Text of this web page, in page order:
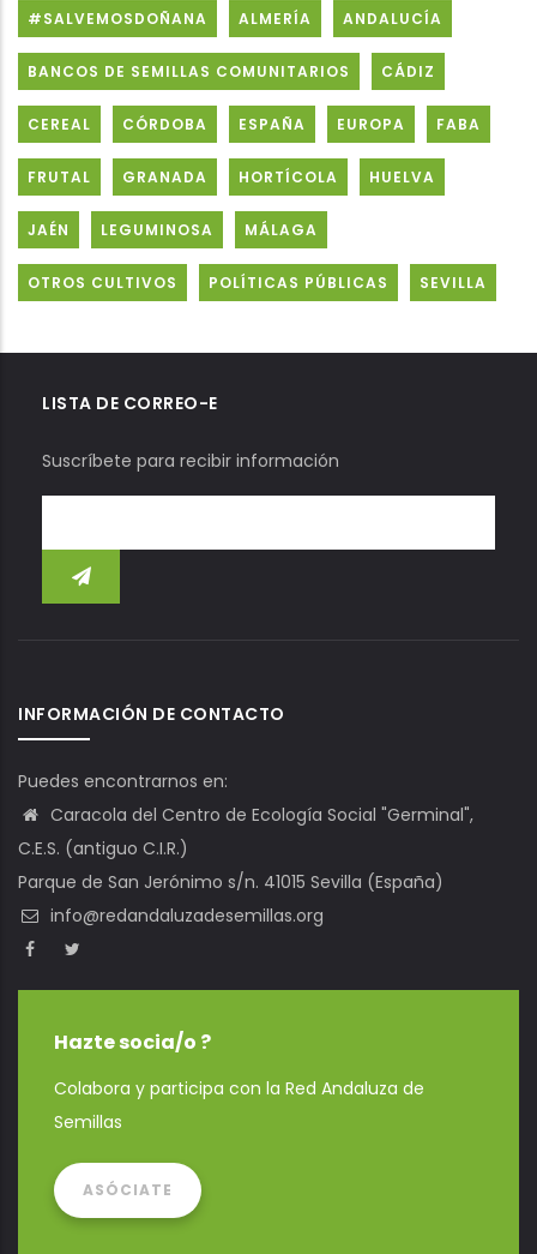
#SALVEMOSDOÑANA ALMERÍA ANDALUCÍA
BANCOS DE SEMILLAS COMUNITARIOS CÁDIZ
CEREAL CÓRDOBA ESPAÑA EUROPA FABA
FRUTAL GRANADA HORTÍCOLA HUELVA
JAÉN LEGUMINOSA MÁLAGA
OTROS CULTIVOS POLÍTICAS PÚBLICAS SEVILLA
LISTA DE CORREO-E
Suscríbete para recibir información
INFORMACIÓN DE CONTACTO
Puedes encontrarnos en:
Caracola del Centro de Ecología Social "Germinal",
C.E.S. (antiguo C.I.R.)
Parque de San Jerónimo s/n. 41015 Sevilla (España)
info@redandaluzadesemillas.org
Hazte socia/o ?
Colabora y participa con la Red Andaluza de
Semillas
ASÓCIATE